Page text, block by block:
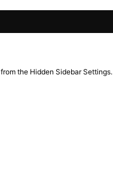
the Hidden Sidebar Settings.